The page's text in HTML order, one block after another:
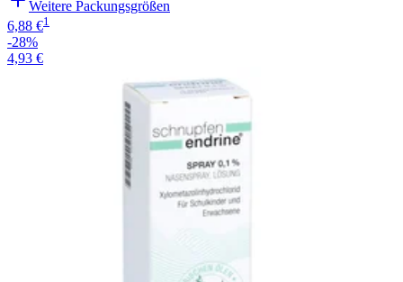
Weitere Packungsgrößen
6,88 €1
-28%
4,93 €